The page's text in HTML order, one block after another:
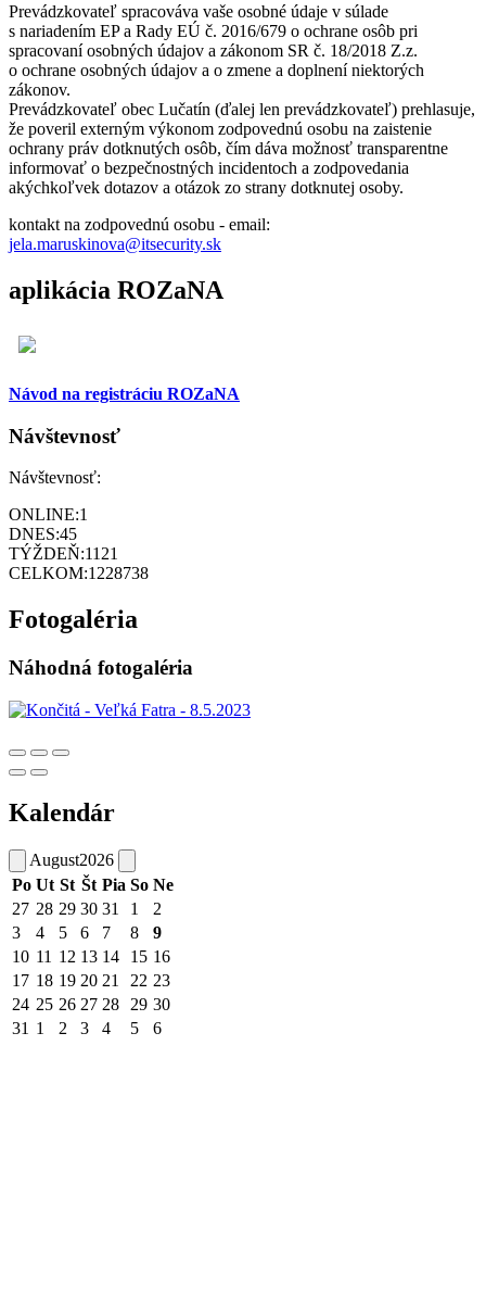
Prevádzkovateľ spracováva vaše osobné údaje v súlade
s nariadením EP a Rady EÚ č. 2016/679 o ochrane osôb pri
spracovaní osobných údajov a zákonom SR č. 18/2018 Z.z.
o ochrane osobných údajov a o zmene a doplnení niektorých
zákonov.
Prevádzkovateľ obec Lučatín (ďalej len prevádzkovateľ) prehlasuje,
že poveril externým výkonom zodpovednú osobu na zaistenie
ochrany práv dotknutých osôb, čím dáva možnosť transparentne
informovať o bezpečnostných incidentoch a zodpovedania
akýchkoľvek dotazov a otázok zo strany dotknutej osoby.
kontakt na zodpovednú osobu - email:
jela.maruskinova@itsecurity.sk
aplikácia ROZaNA
Návod na registráciu ROZaNA
Návštevnosť
Návštevnosť:
ONLINE:1
DNES:45
TÝŽDEŇ:1121
CELKOM:1228738
Fotogaléria
Náhodná fotogaléria
Kalendár
August2026
Po Ut St Št Pia So Ne
27 28 29 30 31 1
2
3
4 5 6 7 8
9
10 11 12 13 14 15 16
17 18 19 20 21 22 23
24 25 26 27 28 29 30
31 1 2 3 4 5 6